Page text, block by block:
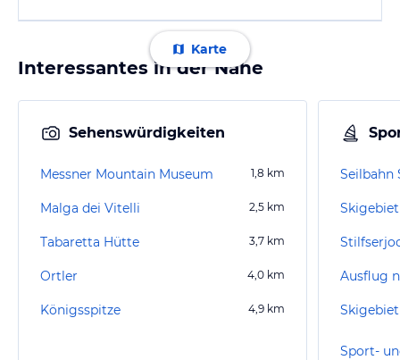
Karte
Interessantes in der Nähe
Sehenswürdigkeiten
Messner Mountain Museum 1,8 km
Malga dei Vitelli 2,5 km
Tabaretta Hütte 3,7 km
Ortler 4,0 km
Königsspitze 4,9 km
Seilbahn
Sport-